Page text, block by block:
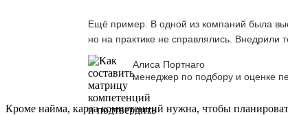
Ещё пример. В одной из компаний была
но на практике не справлялись. Внедрили
Алиса Портнаго
менеджер по подбору и оценке
Кроме найма, карта компетенций нужна, чтобы